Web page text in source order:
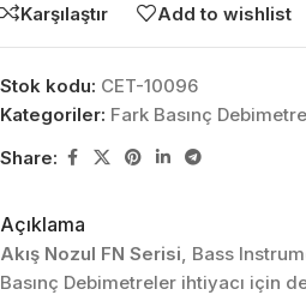
Karşılaştır Add to wishlist
Stok kodu: CET-10096
Kategoriler: Fark Basınç
Share:
Açıklama
Akış Nozul FN Serisi, Bass
Basınç Debimetreler ihtiyacı için